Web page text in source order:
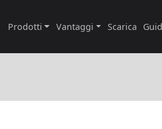
Prodotti Vantaggi Scarica